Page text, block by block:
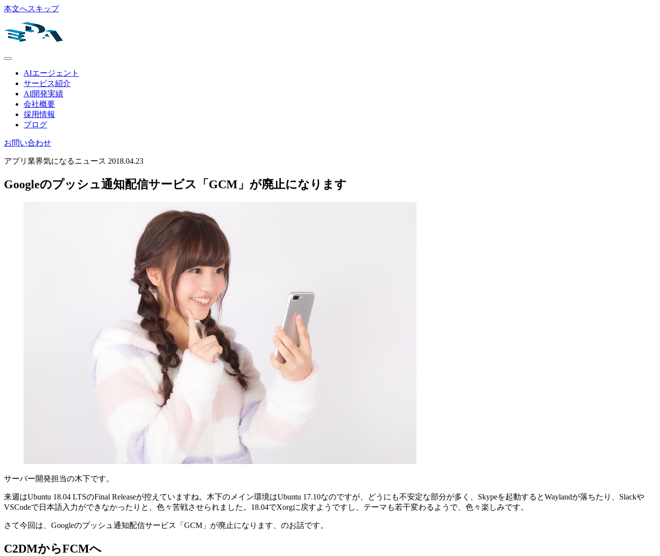
本文へスキップ
AIエージェント
サービス紹介
AI開発実績
会社概要
採用情報
ブログ
お問い合わせ
アプリ業界気になるニュース 2018.04.23
Googleのプッシュ通知配信サービス「GCM」が廃止になります
サーバー開発担当の木下です。
来週はUbuntu 18.04 LTSのFinal Releaseが控えていますね。木下のメイン環境はUbuntu 17.10なのですが、どうにも不安定な部分が多く、Skypeを起動するとWaylandが落ちたり、Slackや
VSCodeで日本語入力ができなかったりと、色々苦戦させられました。18.04でXorgに戻すようですし、テーマも若干変わるようで、色々楽しみです。
さて今回は、Googleのプッシュ通知配信サービス「GCM」が廃止になります、のお話です。
C2DMからFCMへ